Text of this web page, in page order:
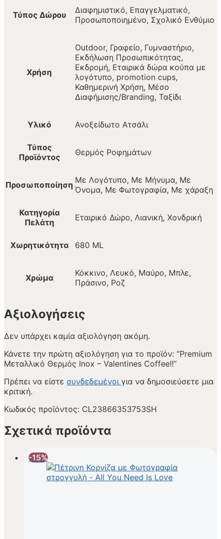
Τύπος Δώρου
Διαφημιστικό, Επαγγελματικό,
Προσωποποιημένο, Σχολικό Ενθύμιο
Χρήση
Outdoor, Γραφείο, Γυμναστήριο,
Εκδήλωση Προσωπικότητας,
Εκδρομή, Εταιρικά δώρα κούπα με
λογότυπο, promotion cups,
Καθημερινή Χρήση, Μέσο
Διαφήμισης/Branding, Ταξίδι
Υλικό Ανοξείδωτο Ατσάλι
Τύπος
Προϊόντος
Θερμός Ροφημάτων
Προσωποποίηση Με Λογότυπο, Με Μήνυμα, Με
Όνομα, Με Φωτογραφία, Με χάραξη
Κατηγορία
Πελάτη
Εταιρικό Δώρο, Λιανική, Χονδρική
Χωρητικότητα 680 ML
Χρώμα
Κόκκινο, Λευκό, Μαύρο, Μπλε,
Πράσινο, Ροζ
Αξιολογήσεις
Δεν υπάρχει καμία αξιολόγηση ακόμη.
Κάνετε την πρώτη αξιολόγηση για το προϊόν: “Premium
Μεταλλικό Θερμός Inox – Valentines Coffee!!”
Πρέπει να είστε συνδεδεμένοι για να δημοσιεύσετε μια
κριτική.
Κωδικός προϊόντος: CL23866353753SH
Σχετικά προϊόντα
-15%